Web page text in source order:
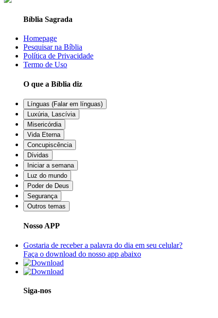
Bíblia Sagrada
Homepage
Pesquisar na Bíblia
Política de Privacidade
Termo de Uso
O que a Bíblia diz
Línguas (Falar em línguas)
Luxúria, Lascívia
Misericórdia
Vida Eterna
Concupiscência
Dívidas
Iniciar a semana
Luz do mundo
Poder de Deus
Segurança
Outros temas
Nosso APP
Gostaria de receber a palavra do dia em seu celular?
Faça o download do nosso app abaixo
Siga-nos